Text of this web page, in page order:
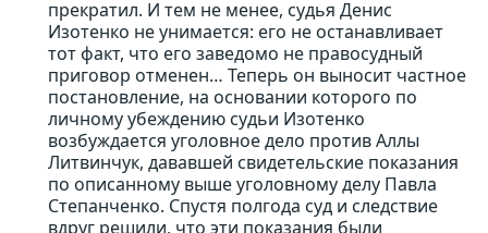
прекратил. И тем не менее, судья Денис
Изотенко не унимается: его не останавливает
тот факт, что его заведомо не правосудный
приговор отменен… Теперь он выносит частное
постановление, на основании которого по
личному убеждению судьи Изотенко
возбуждается уголовное дело против Аллы
Литвинчук, дававшей свидетельские показания
по описанному выше уголовному делу Павла
Степанченко. Спустя полгода суд и следствие
вдруг решили, что эти показания были